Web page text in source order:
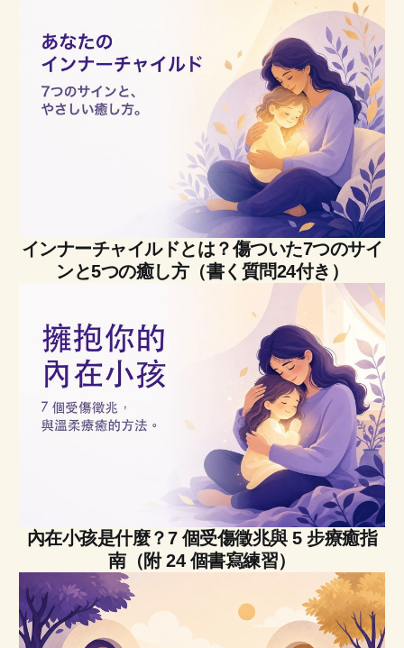
インナーチャイルドとは？傷ついた7つのサイ
ンと5つの癒し方（書く質問24付き）
內在小孩是什麼？7 個受傷徵兆與 5 步療癒指
南（附 24 個書寫練習）